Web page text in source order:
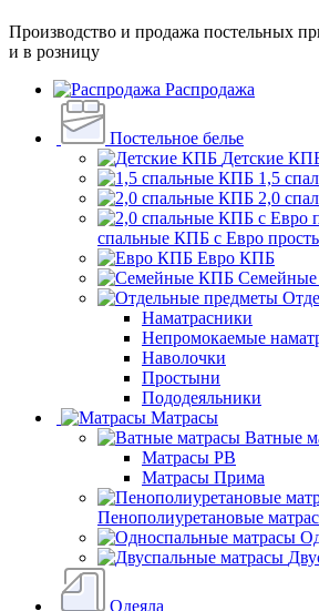
Производство и продажа постельных
и в розницу
Распродажа
Постельное белье
Детские
1,5
2,0
спальные КПБ с Евро
Евро КПБ
Наматрасники
Непромокаемые
Наволочки
Простыни
Пододеяльники
Матрасы
Ватные
Матрасы РВ
Матрасы Прима
Пенополиуретановые
Одеяла